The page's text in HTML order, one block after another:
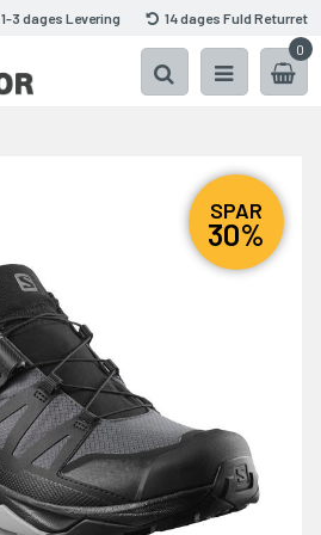
1-3 dages Levering
14 dages Fuld Returret
0
SPAR
30%